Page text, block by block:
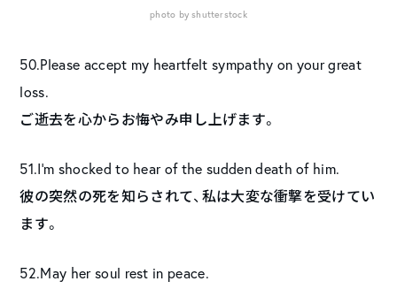
photo by shutterstock
50.Please accept my heartfelt sympathy on your great
loss.
ご逝去を心からお悔やみ申し上げます。
51.I’m shocked to hear of the sudden death of him.
彼の突然の死を知らされて、私は大変な衝撃を受けてい
ます。
52.May her soul rest in peace.